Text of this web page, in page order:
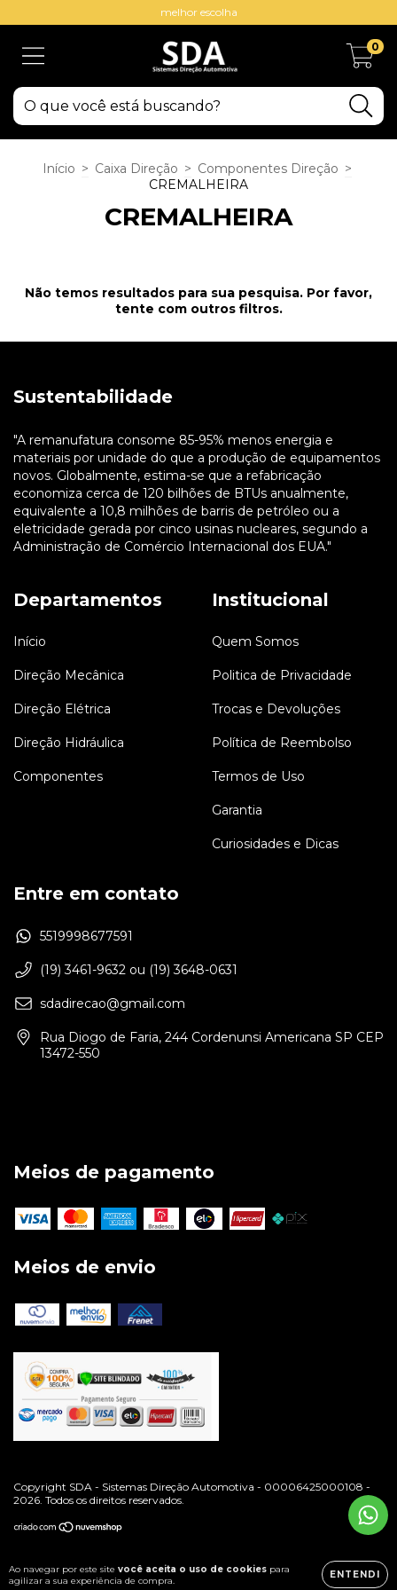
melhor escolha
0
Ao navegar por este site você aceita o uso de cookies para
agilizar a sua experiência de compra.
ENTENDI
Início > Caixa Direção > Componentes Direção >
CREMALHEIRA
CREMALHEIRA
Não temos resultados para sua pesquisa. Por favor,
tente com outros filtros.
Sustentabilidade
"A remanufatura consome 85-95% menos energia e
materiais por unidade do que a produção de equipamentos
novos. Globalmente, estima-se que a refabricação
economiza cerca de 120 bilhões de BTUs anualmente,
equivalente a 10,8 milhões de barris de petróleo ou a
eletricidade gerada por cinco usinas nucleares, segundo a
Administração de Comércio Internacional dos EUA."
Departamentos
Início
Direção Mecânica
Direção Elétrica
Direção Hidráulica
Componentes
Institucional
Quem Somos
Politica de Privacidade
Trocas e Devoluções
Política de Reembolso
Termos de Uso
Garantia
Curiosidades e Dicas
Entre em contato
5519998677591
(19) 3461-9632 ou (19) 3648-0631
sdadirecao@gmail.com
Rua Diogo de Faria, 244 Cordenunsi Americana SP CEP
13472-550
Meios de pagamento
Meios de envio
Copyright SDA - Sistemas Direção Automotiva - 00006425000108 -
2026. Todos os direitos reservados.